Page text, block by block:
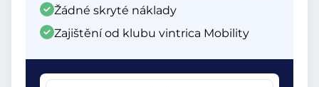
Žádné skryté náklady
Zajištění od klubu vintrica Mobility